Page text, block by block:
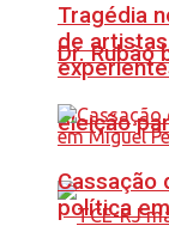
Dr. Rubão
eleição
Tragédia
de
Cassação
política